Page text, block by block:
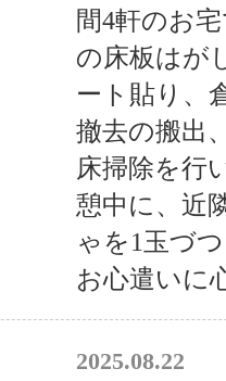
間4軒のお
の床板はが
ート貼り、
撤去の搬出
床掃除を行
憩中に、近
ゃを1玉づ
お心遣いに
2025.08.22